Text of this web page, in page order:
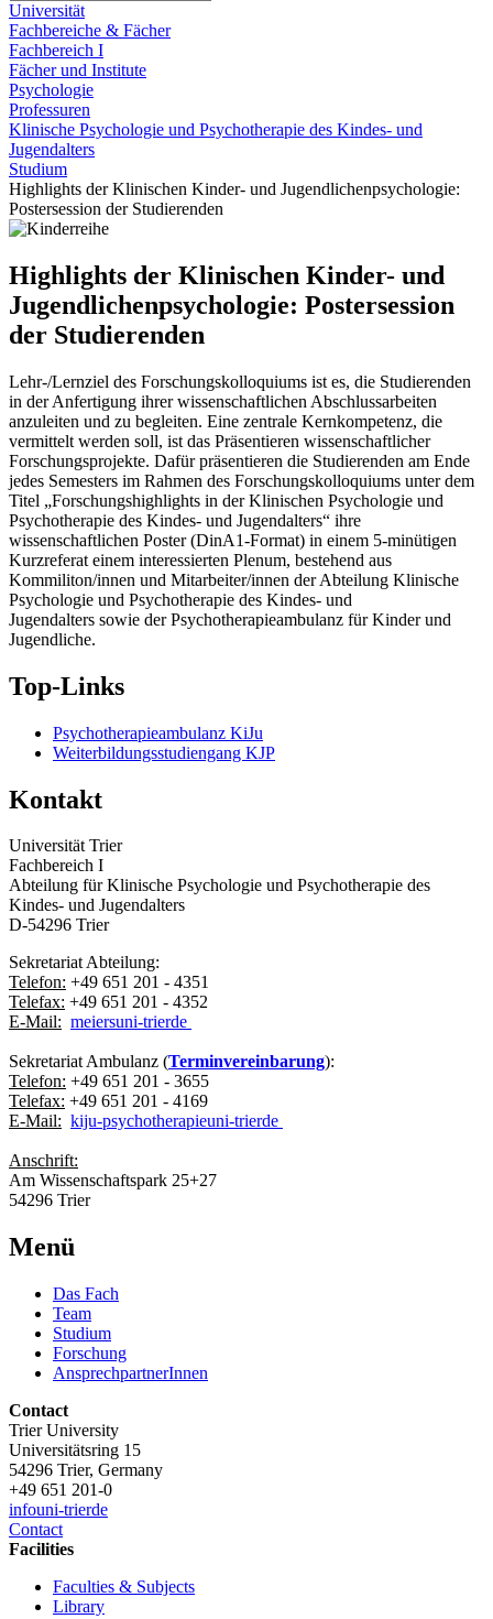
Universität
Fachbereiche & Fächer
Fachbereich I
Fächer und Institute
Psychologie
Professuren
Klinische Psychologie und Psychotherapie des Kindes- und
Jugendalters
Studium
Highlights der Klinischen Kinder- und Jugendlichenpsychologie:
Postersession der Studierenden
Highlights der Klinischen Kinder- und
Jugendlichenpsychologie: Postersession
der Studierenden
Lehr-/Lernziel des Forschungskolloquiums ist es, die Studierenden
in der Anfertigung ihrer wissenschaftlichen Abschlussarbeiten
anzuleiten und zu begleiten. Eine zentrale Kernkompetenz, die
vermittelt werden soll, ist das Präsentieren wissenschaftlicher
Forschungsprojekte. Dafür präsentieren die Studierenden am Ende
jedes Semesters im Rahmen des Forschungskolloquiums unter dem
Titel „Forschungshighlights in der Klinischen Psychologie und
Psychotherapie des Kindes- und Jugendalters“ ihre
wissenschaftlichen Poster (DinA1-Format) in einem 5-minütigen
Kurzreferat einem interessierten Plenum, bestehend aus
Kommiliton/innen und Mitarbeiter/innen der Abteilung Klinische
Psychologie und Psychotherapie des Kindes- und
Jugendalters sowie der Psychotherapieambulanz für Kinder und
Jugendliche.
Top-Links
Psychotherapieambulanz KiJu
Weiterbildungsstudiengang KJP
Kontakt
Universität Trier
Fachbereich I
Abteilung für Klinische Psychologie und Psychotherapie des
Kindes- und Jugendalters
D-54296 Trier
Sekretariat Abteilung:
Telefon: +49 651 201 - 4351
Telefax: +49 651 201 - 4352
E-Mail: meiersuni-trierde
Sekretariat Ambulanz (Terminvereinbarung):
Telefon: +49 651 201 - 3655
Telefax: +49 651 201 - 4169
E-Mail: kiju-psychotherapieuni-trierde
Anschrift:
Am Wissenschaftspark 25+27
54296 Trier
Menü
Das Fach
Team
Studium
Forschung
AnsprechpartnerInnen
Contact
Trier University
Universitätsring 15
54296 Trier, Germany
+49 651 201-0
infouni-trierde
Contact
Facilities
Faculties & Subjects
Library